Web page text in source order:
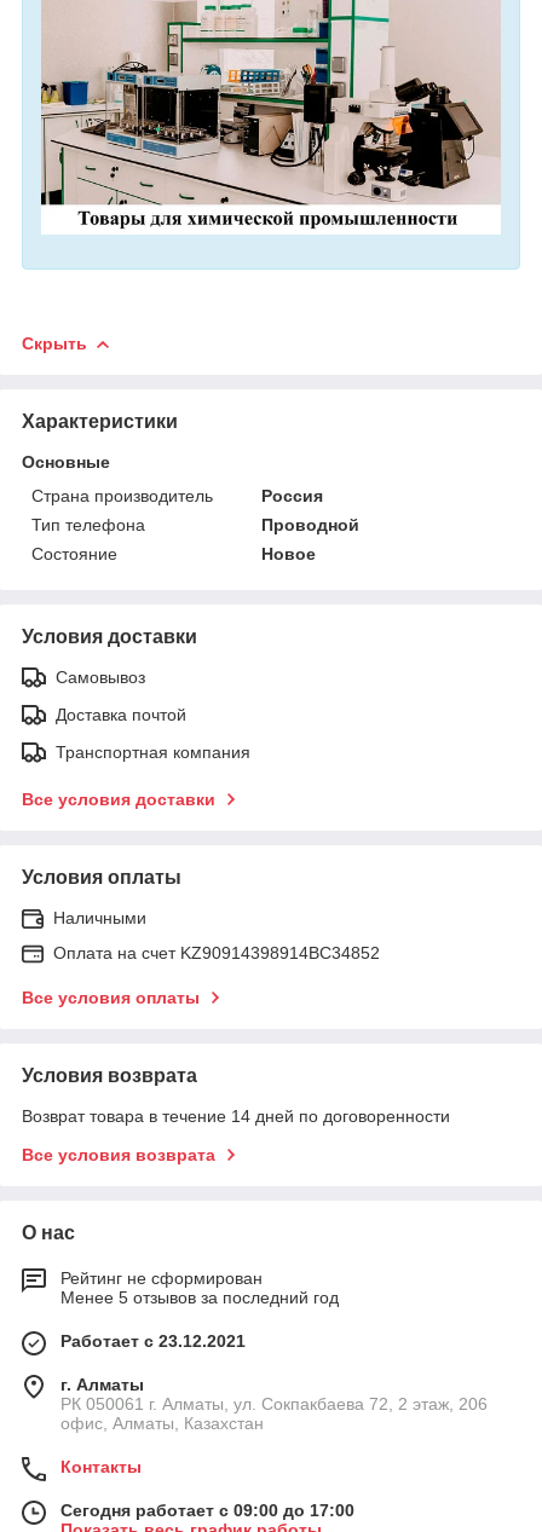
Скрыть
Характеристики
Основные
Страна производитель
Россия
Тип телефона
Проводной
Состояние
Новое
Условия доставки
Самовывоз
Доставка почтой
Транспортная компания
Все условия доставки
Условия оплаты
Наличными
Оплата на счет KZ90914398914ВС34852
Все условия оплаты
Условия возврата
Возврат товара в течение 14 дней по договоренности
Все условия возврата
О нас
Рейтинг не сформирован
Менее 5 отзывов за последний год
Работает с 23.12.2021
г. Алматы
РК 050061 г. Алматы, ул. Сокпакбаева 72, 2 этаж, 206
офис, Алматы, Казахстан
Контакты
Сегодня работает с 09:00 до 17:00